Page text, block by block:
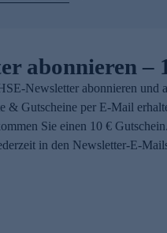
abonnieren –
Newsletter abonnieren und
& Gutscheine per E-Mail
Sie einen 10 €
in den Newsletter-E-